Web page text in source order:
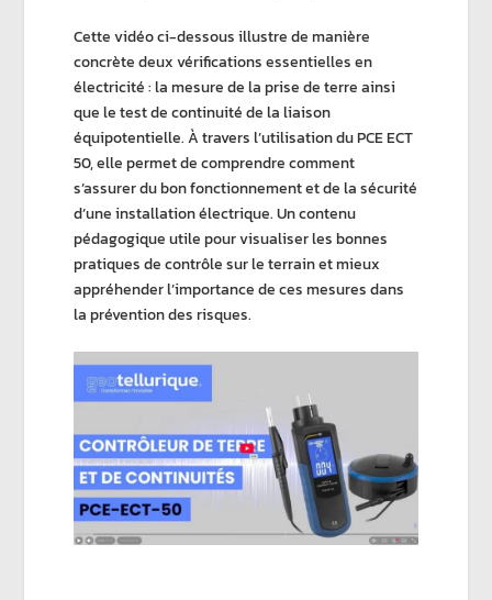
Cette vidéo ci-dessous illustre de manière
concrète deux vérifications essentielles en
électricité : la mesure de la prise de terre ainsi
que le test de continuité de la liaison
équipotentielle. À travers l’utilisation du PCE ECT
50, elle permet de comprendre comment
s’assurer du bon fonctionnement et de la sécurité
d’une installation électrique. Un contenu
pédagogique utile pour visualiser les bonnes
pratiques de contrôle sur le terrain et mieux
appréhender l’importance de ces mesures dans
la prévention des risques.